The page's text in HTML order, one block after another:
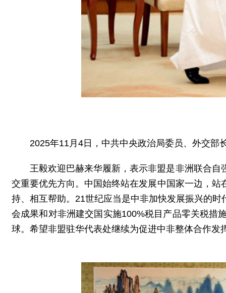
2025年11月4日，中共中央政治局委员、外交部
王毅欢迎巴赫来华履新，表示非盟是非洲联合
交重要优先方向。中国始终站在发展中国家一边，
持、相互帮助。21世纪应当是中非加快发展振兴的
会成果和对非洲建交国实施100%税目产品零关税措
球。希望非盟驻华代表处继续为促进中非整体合作发